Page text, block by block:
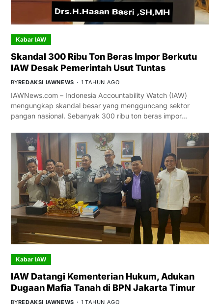
Kabar IAW
Skandal 300 Ribu Ton Beras Impor Berkutu
IAW Desak Pemerintah Usut Tuntas
BYREDAKSI IAWNEWS 1 TAHUN AGO
IAWNews.com – Indonesia Accountability Watch (IAW)
mengungkap skandal besar yang mengguncang sektor
pangan nasional. Sebanyak 300 ribu ton beras impor…
Kabar IAW
IAW Datangi Kementerian Hukum, Adukan
Dugaan Mafia Tanah di BPN Jakarta Timur
BYREDAKSI IAWNEWS 1 TAHUN AGO